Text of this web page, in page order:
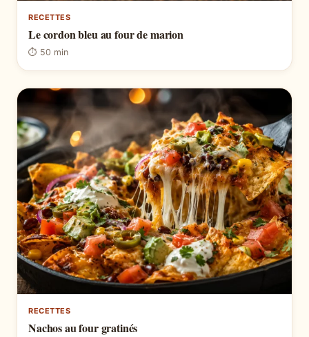
RECETTES
Le cordon bleu au four de marion
⏱ 50 min
RECETTES
Nachos au four gratinés